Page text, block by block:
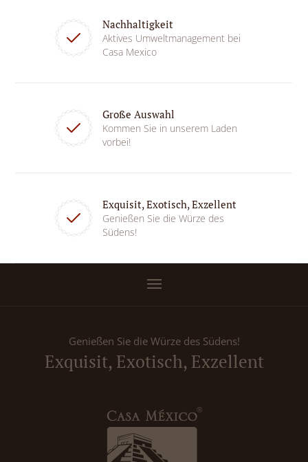
Nachhaltigkeit
Aktives Umweltmanagement bei
Casa Mexico
Große Auswahl
Kommen Sie in unserem Laden
vorbei!
Exquisit, Exotisch, Exzellent
Genießen Sie die Würze des
Südens!
Genießen Sie die Würze des Südens!
Exquisit, Exotisch, Exzellent